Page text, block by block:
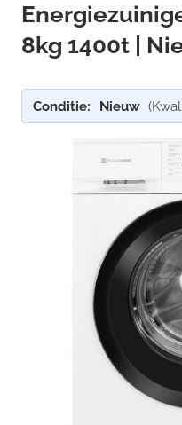
8kg 1400t |
Conditie: Nieuw